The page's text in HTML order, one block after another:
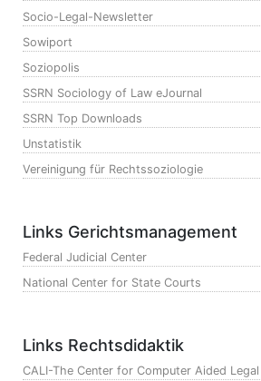
Socio-Legal-Newsletter
Sowiport
Soziopolis
SSRN Sociology of Law eJournal
SSRN Top Downloads
Unstatistik
Vereinigung für Rechtssoziologie
Links Gerichtsmanagement
Federal Judicial Center
National Center for State Courts
Links Rechtsdidaktik
CALI-The Center for Computer Aided